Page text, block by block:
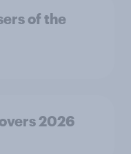
of the
2026